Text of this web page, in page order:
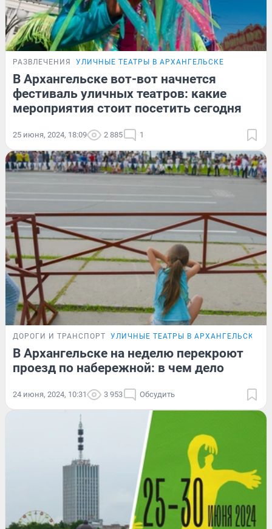
РАЗВЛЕЧЕНИЯ УЛИЧНЫЕ ТЕАТРЫ В АРХАНГЕЛЬСКЕ
В Архангельске вот-вот начнется
фестиваль уличных театров: какие
мероприятия стоит посетить сегодня
25 июня, 2024, 18:09 2 885 1
ДОРОГИ И ТРАНСПОРТ УЛИЧНЫЕ ТЕАТРЫ В АРХАНГЕЛЬСКЕ
В Архангельске на неделю перекроют
проезд по набережной: в чем дело
24 июня, 2024, 10:31 3 953 Обсудить